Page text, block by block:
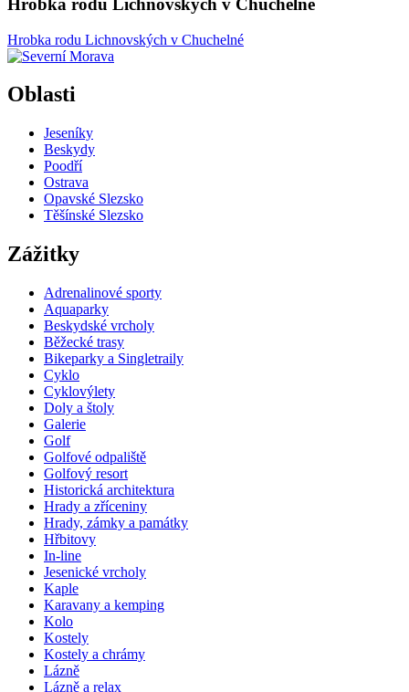
Hrobka rodu Lichnovských v Chuchelné
Hrobka rodu Lichnovských v Chuchelné
Oblasti
Jeseníky
Beskydy
Poodří
Ostrava
Opavské Slezsko
Těšínské Slezsko
Zážitky
Adrenalinové sporty
Aquaparky
Beskydské vrcholy
Běžecké trasy
Bikeparky a Singletraily
Cyklo
Cyklovýlety
Doly a štoly
Galerie
Golf
Golfové odpaliště
Golfový resort
Historická architektura
Hrady a zříceniny
Hrady, zámky a památky
Hřbitovy
In-line
Jesenické vrcholy
Kaple
Karavany a kemping
Kolo
Kostely
Kostely a chrámy
Lázně
Lázně a relax